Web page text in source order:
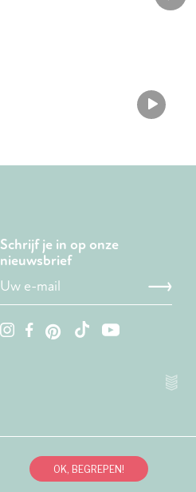
Schrijf je in op onze
nieuwsbrief
OK, BEGREPEN!